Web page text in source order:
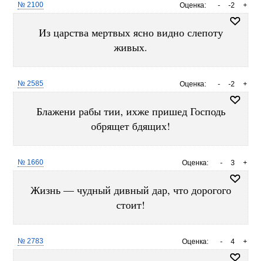
Оценка: +
-2
-
№ 2100
Из царства мертвых ясно видно слепоту
живых.
Оценка: +
-2
-
№ 2585
Блажени рабы тии, ихже пришед Господь
обрящет бдящих!
Оценка: +
3
-
№ 1660
Жизнь — чудный дивный дар, что дорогого
стоит!
Оценка: +
4
-
№ 2783